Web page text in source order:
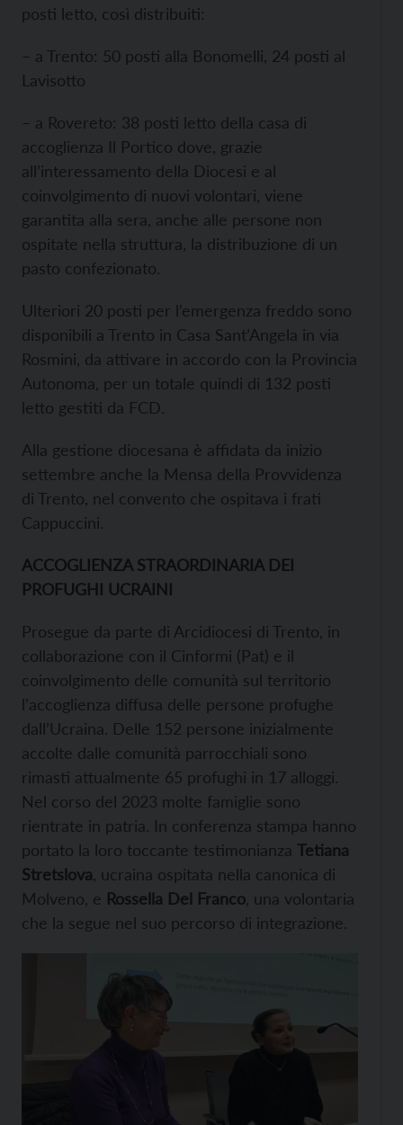
posti letto, così distribuiti:
– a Trento: 50 posti alla Bonomelli, 24 posti al
Lavisotto
– a Rovereto: 38 posti letto della casa di
accoglienza Il Portico dove, grazie
all’interessamento della Diocesi e al
coinvolgimento di nuovi volontari, viene
garantita alla sera, anche alle persone non
ospitate nella struttura, la distribuzione di un
pasto confezionato.
Ulteriori 20 posti per l’emergenza freddo sono
disponibili a Trento in Casa Sant’Angela in via
Rosmini, da attivare in accordo con la Provincia
Autonoma, per un totale quindi di 132 posti
letto gestiti da FCD.
Alla gestione diocesana è affidata da inizio
settembre anche la Mensa della Provvidenza
di Trento, nel convento che ospitava i frati
Cappuccini.
ACCOGLIENZA STRAORDINARIA DEI
PROFUGHI UCRAINI
Prosegue da parte di Arcidiocesi di Trento, in
collaborazione con il Cinformi (Pat) e il
coinvolgimento delle comunità sul territorio
l’accoglienza diffusa delle persone profughe
dall’Ucraina. Delle 152 persone inizialmente
accolte dalle comunità parrocchiali sono
rimasti attualmente 65 profughi in 17 alloggi.
Nel corso del 2023 molte famiglie sono
rientrate in patria. In conferenza stampa hanno
portato la loro toccante testimonianza Tetiana
Stretslova , ucraina ospitata nella canonica di
Molveno, e Rossella Del Franco , una volontaria
che la segue nel suo percorso di integrazione.